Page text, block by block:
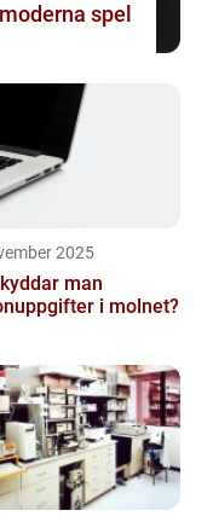
spel
2025
man
i molnet?